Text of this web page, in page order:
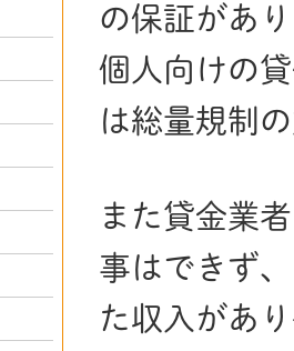
の保証があ
個人向けの
は総量規制
また貸金業
事はできず
た収入があ